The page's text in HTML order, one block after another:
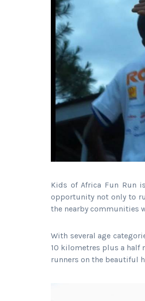
Kids of Africa Fun Run
opportunity not only to
the nearby communities
With several age
10 kilometres plus a half
runners on the beautiful